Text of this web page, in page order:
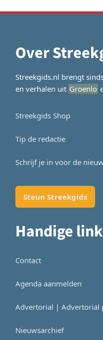
Over
Streekgids.nl brengt
en verhalen uit Groenlo
Streekgids Shop
Tip de redactie
Schrijf je in voor de
Steun Streekgids
Handige
Contact
Agenda aanmelden
Advertorial | Advertorial
Nieuwsarchief